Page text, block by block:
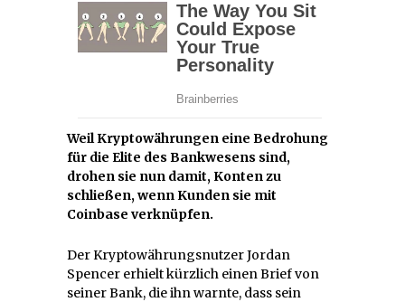
Weil Kryptowährungen eine Bedrohung
für die Elite des Bankwesens sind,
drohen sie nun damit, Konten zu
schließen, wenn Kunden sie mit
Coinbase verknüpfen.
Der Kryptowährungsnutzer Jordan
Spencer erhielt kürzlich einen Brief von
seiner Bank, die ihn warnte, dass sein